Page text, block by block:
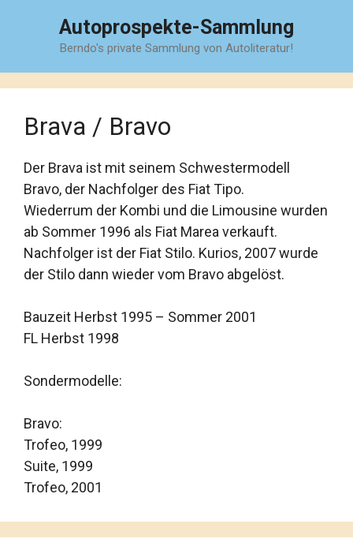
Autoprospekte-Sammlung
Berndo's private Sammlung von Autoliteratur!
Brava / Bravo
Der Brava ist mit seinem Schwestermodell
Bravo, der Nachfolger des Fiat Tipo.
Wiederrum der Kombi und die Limousine wurden
ab Sommer 1996 als Fiat Marea verkauft.
Nachfolger ist der Fiat Stilo. Kurios, 2007 wurde
der Stilo dann wieder vom Bravo abgelöst.
Bauzeit Herbst 1995 – Sommer 2001
FL Herbst 1998
Sondermodelle:
Bravo:
Trofeo, 1999
Suite, 1999
Trofeo, 2001